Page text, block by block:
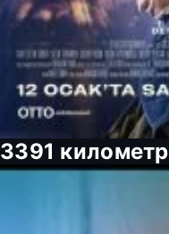
3391 километр